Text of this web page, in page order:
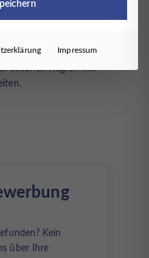
sich
in einem
schönen Region mit
Kein
über Ihre
Impressum